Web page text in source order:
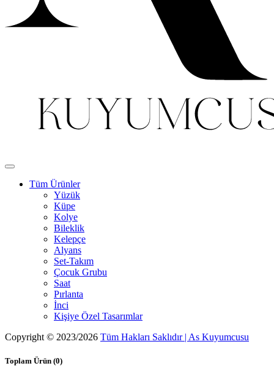
Tüm Ürünler
Yüzük
Küpe
Kolye
Bileklik
Kelepçe
Alyans
Set-Takım
Çocuk Grubu
Saat
Pırlanta
İnci
Kişiye Özel Tasarımlar
Copyright © 2023/2026 Tüm Hakları Saklıdır | As Kuyumcusu
Toplam Ürün (0)